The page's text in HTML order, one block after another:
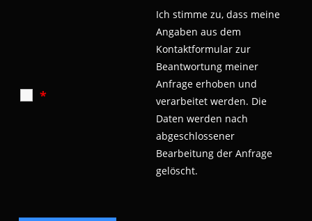
*
Ich stimme zu, dass meine
Angaben aus dem
Kontaktformular zur
Beantwortung meiner
Anfrage erhoben und
verarbeitet werden. Die
Daten werden nach
abgeschlossener
Bearbeitung der Anfrage
gelöscht.